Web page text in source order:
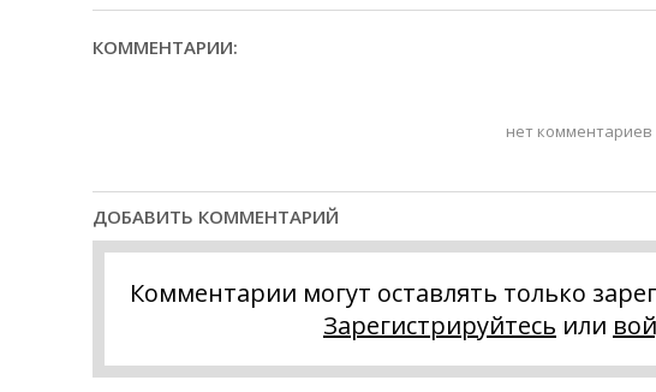
КОММЕНТАРИИ:
нет комментариев
ДОБАВИТЬ КОММЕНТАРИЙ
Комментарии могут оставлять только
Зарегистрируйтесь или